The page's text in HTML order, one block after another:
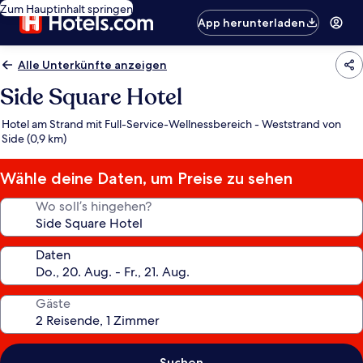
Zum Hauptinhalt springen
App herunterladen
Alle Unterkünfte anzeigen
Side Square Hotel
Hotel am Strand mit Full-Service-Wellnessbereich - Weststrand von
Side (0,9 km)
Wähle deine Daten, um Preise zu sehen
Wo soll’s hingehen?
Daten
Gäste